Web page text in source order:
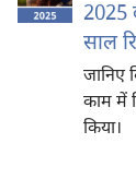
2025
साल
जानिए
काम में
किया।